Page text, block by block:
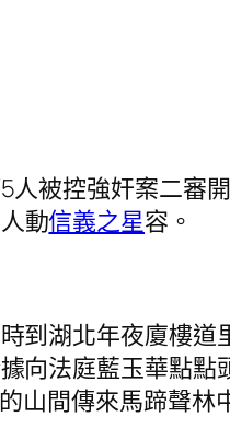
被控強奸案二審
動信義之星容。
湖北年夜廈樓道
向法庭藍玉華點點
的山間傳來馬蹄聲林